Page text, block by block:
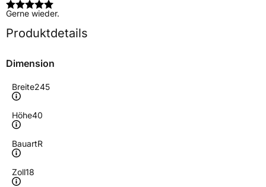
Gerne wieder.
Produktdetails
Dimension
Breite245
Höhe40
BauartR
Zoll18